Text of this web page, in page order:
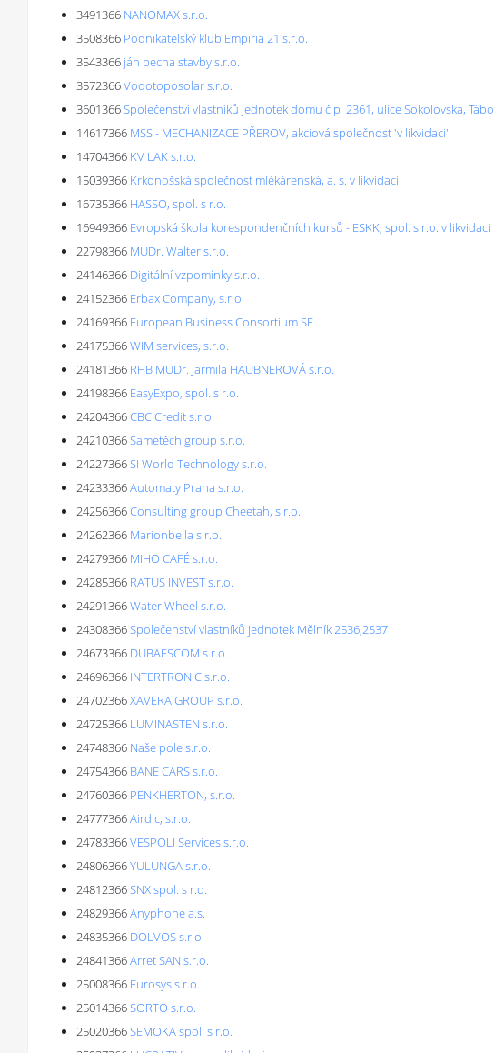
3491366 NANOMAX s.r.o.
3508366 Podnikatelský klub Empiria 21 s.r.o.
3543366 ján pecha stavby s.r.o.
3572366Vodotoposolar s.r.o.
3601366Společenství vlastníků jednotek domu č.p. 2361, ulice Sokolovská,
14617366 MSS - MECHANIZACE PŘEROV, akciová společnost 'v likvidaci'
14704366 KV LAK s.r.o.
15039366 Krkonošská společnost mlékárenská, a. s. v likvidaci
16735366 HASSO, spol. s r.o.
16949366 Evropská škola korespondenčních kursů - ESKK, spol. s r.o. v likvidaci
22798366 MUDr. Walter s.r.o.
24146366 Digitální vzpomínky s.r.o.
24152366 Erbax Company, s.r.o.
24169366 European Business Consortium SE
24175366WIM services, s.r.o.
24181366 RHB MUDr. Jarmila HAUBNEROVÁ s.r.o.
24198366 EasyExpo, spol. s r.o.
24204366CBC Credit s.r.o.
24210366Sametěch group s.r.o.
24227366SI World Technology s.r.o.
24233366Automaty Praha s.r.o.
24256366Consulting group Cheetah, s.r.o.
24262366 Marionbella s.r.o.
24279366 MIHO CAFÉ s.r.o.
24285366 RATUS INVEST s.r.o.
24291366Water Wheel s.r.o.
24308366Společenství vlastníků jednotek Mělník 2536,2537
24673366 DUBAESCOM s.r.o.
24696366 INTERTRONIC s.r.o.
24702366XAVERA GROUP s.r.o.
24725366 LUMINASTEN s.r.o.
24748366 Naše pole s.r.o.
24754366 BANE CARS s.r.o.
24760366 PENKHERTON, s.r.o.
24777366Airdic, s.r.o.
24783366VESPOLI Services s.r.o.
24806366YULUNGA s.r.o.
24812366SNX spol. s r.o.
24829366Anyphone a.s.
24835366 DOLVOS s.r.o.
24841366Arret SAN s.r.o.
25008366 Eurosys s.r.o.
25014366SORTO s.r.o.
25020366SEMOKA spol. s r.o.